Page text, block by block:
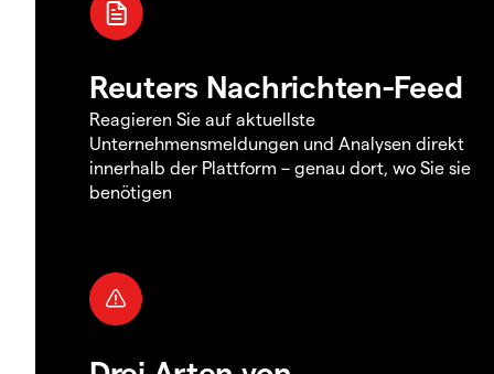
Reuters Nachrichten-Feed
Reagieren Sie auf aktuellste
Unternehmensmeldungen und Analysen direkt
innerhalb der Plattform – genau dort, wo Sie sie
benötigen